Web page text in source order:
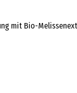
mit Bio-